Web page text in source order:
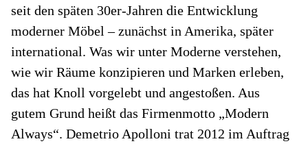
seit den späten 30er-Jahren die Entwicklung
moderner Möbel – zunächst in Amerika, später
international. Was wir unter Moderne verstehen,
wie wir Räume konzipieren und Marken erleben,
das hat Knoll vorgelebt und angestoßen. Aus
gutem Grund heißt das Firmenmotto „Modern
Always“. Demetrio Apolloni trat 2012 im Auftrag